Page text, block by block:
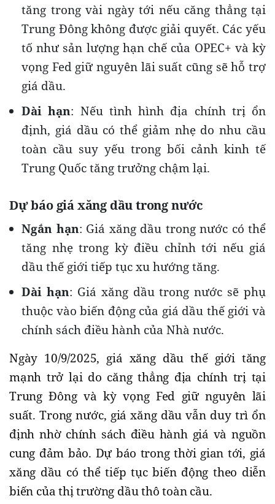
tăng trong vài ngày tới nếu căng thẳng tại
Trung Đông không được giải quyết. Các yếu
tố như sản lượng hạn chế của OPEC+ và kỳ
vọng Fed giữ nguyên lãi suất cũng sẽ hỗ trợ
giá dầu.
Dài hạn: Nếu tình hình địa chính trị ổn
định, giá dầu có thể giảm nhẹ do nhu cầu
toàn cầu suy yếu trong bối cảnh kinh tế
Trung Quốc tăng trưởng chậm lại.
Dự báo giá xăng dầu trong nước
Ngắn hạn: Giá xăng dầu trong nước có thể
tăng nhẹ trong kỳ điều chỉnh tới nếu giá
dầu thế giới tiếp tục xu hướng tăng.
Dài hạn: Giá xăng dầu trong nước sẽ phụ
thuộc vào biến động của giá dầu thế giới và
chính sách điều hành của Nhà nước.
Ngày 10/9/2025, giá xăng dầu thế giới tăng
mạnh trở lại do căng thẳng địa chính trị tại
Trung Đông và kỳ vọng Fed giữ nguyên lãi
suất. Trong nước, giá xăng dầu vẫn duy trì ổn
định nhờ chính sách điều hành giá và nguồn
cung đảm bảo. Dự báo trong thời gian tới, giá
xăng dầu có thể tiếp tục biến động theo diễn
biến của thị trường dầu thô toàn cầu.